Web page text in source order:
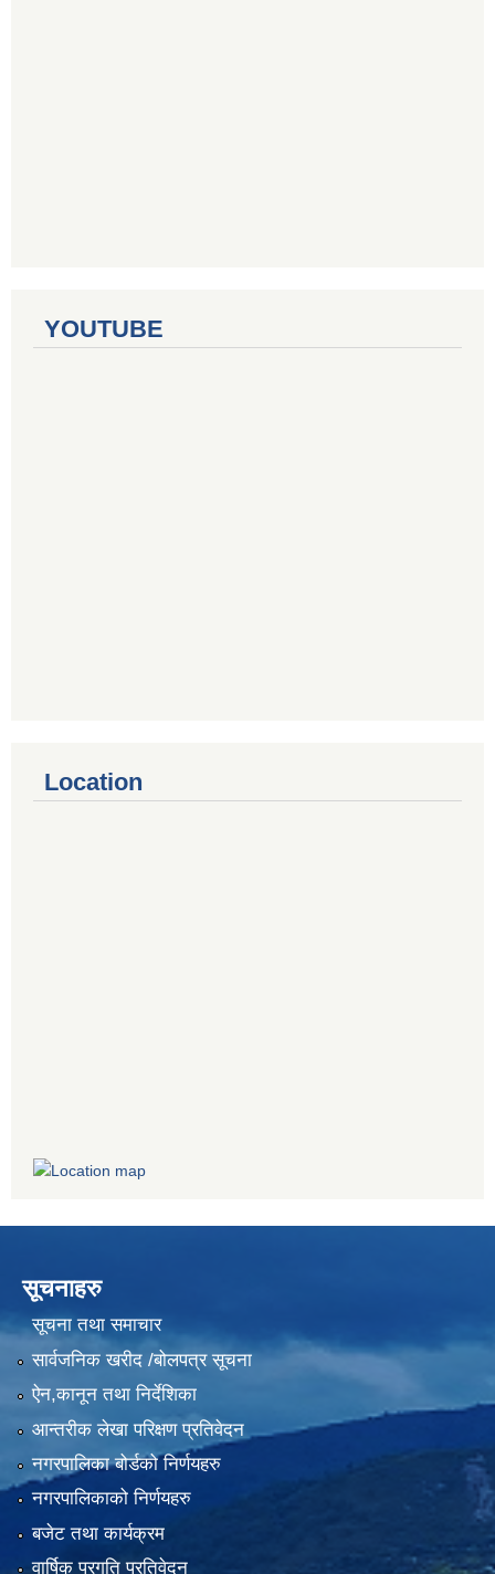
YOUTUBE
Location
सूचनाहरु
सूचना तथा समाचार
सार्वजनिक खरीद /बोलपत्र सूचना
ऐन,कानून तथा निर्देशिका
आन्तरीक लेखा परिक्षण प्रतिवेदन
नगरपालिका बोर्डको निर्णयहरु
नगरपालिकाको निर्णयहरु
बजेट तथा कार्यक्रम
वार्षिक प्रगति प्रतिवेदन